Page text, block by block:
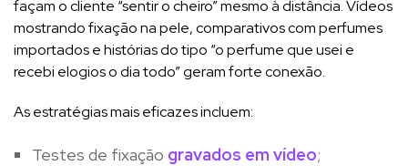
façam o cliente “sentir o cheiro” mesmo à distância. Vídeos
mostrando fixação na pele, comparativos com perfumes
importados e histórias do tipo “o perfume que usei e
recebi elogios o dia todo” geram forte conexão.
As estratégias mais eficazes incluem:
Testes de fixação gravados em vídeo;